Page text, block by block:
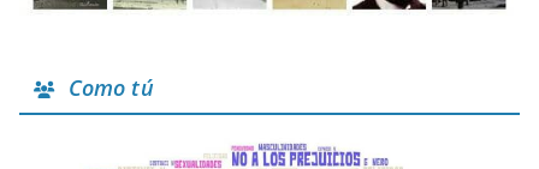
Como tú